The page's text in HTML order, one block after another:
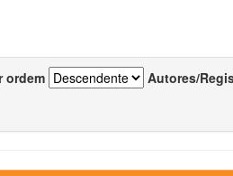
ordem Autores/